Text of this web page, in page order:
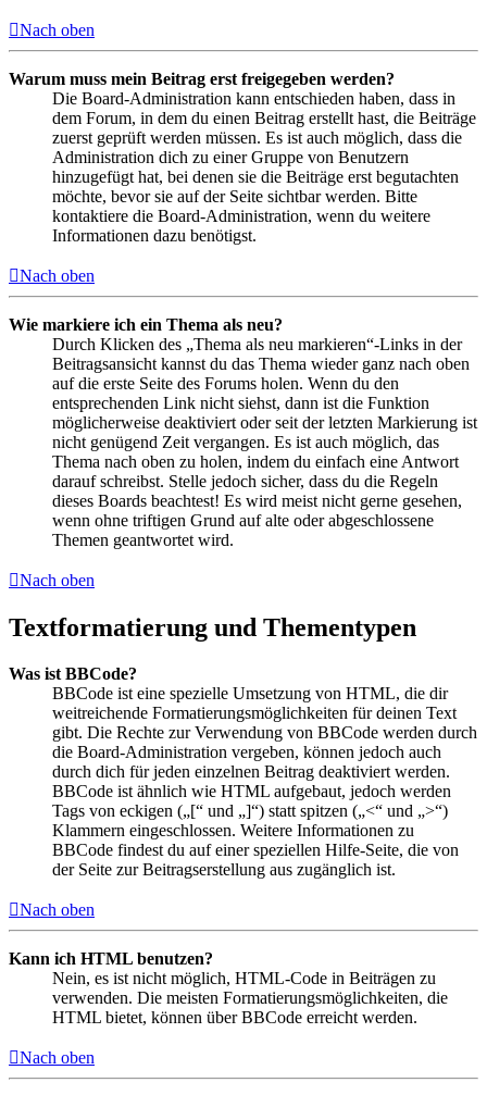
Nach oben
Warum muss mein Beitrag erst freigegeben werden?
Die Board-Administration kann entschieden haben, dass in
dem Forum, in dem du einen Beitrag erstellt hast, die Beiträge
zuerst geprüft werden müssen. Es ist auch möglich, dass die
Administration dich zu einer Gruppe von Benutzern
hinzugefügt hat, bei denen sie die Beiträge erst begutachten
möchte, bevor sie auf der Seite sichtbar werden. Bitte
kontaktiere die Board-Administration, wenn du weitere
Informationen dazu benötigst.
Nach oben
Wie markiere ich ein Thema als neu?
Durch Klicken des „Thema als neu markieren“-Links in der
Beitragsansicht kannst du das Thema wieder ganz nach oben
auf die erste Seite des Forums holen. Wenn du den
entsprechenden Link nicht siehst, dann ist die Funktion
möglicherweise deaktiviert oder seit der letzten Markierung ist
nicht genügend Zeit vergangen. Es ist auch möglich, das
Thema nach oben zu holen, indem du einfach eine Antwort
darauf schreibst. Stelle jedoch sicher, dass du die Regeln
dieses Boards beachtest! Es wird meist nicht gerne gesehen,
wenn ohne triftigen Grund auf alte oder abgeschlossene
Themen geantwortet wird.
Nach oben
Textformatierung und Thementypen
Was ist BBCode?
BBCode ist eine spezielle Umsetzung von HTML, die dir
weitreichende Formatierungsmöglichkeiten für deinen Text
gibt. Die Rechte zur Verwendung von BBCode werden durch
die Board-Administration vergeben, können jedoch auch
durch dich für jeden einzelnen Beitrag deaktiviert werden.
BBCode ist ähnlich wie HTML aufgebaut, jedoch werden
Tags von eckigen („[“ und „]“) statt spitzen („<“ und „>“)
Klammern eingeschlossen. Weitere Informationen zu
BBCode findest du auf einer speziellen Hilfe-Seite, die von
der Seite zur Beitragserstellung aus zugänglich ist.
Nach oben
Kann ich HTML benutzen?
Nein, es ist nicht möglich, HTML-Code in Beiträgen zu
verwenden. Die meisten Formatierungsmöglichkeiten, die
HTML bietet, können über BBCode erreicht werden.
Nach oben